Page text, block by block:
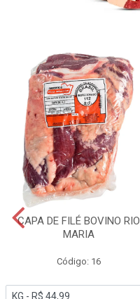
CAPA DE FILÉ BOVINO RIO
MARIA
Código: 16